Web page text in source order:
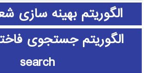
الگوریتم بهینه سازی
search